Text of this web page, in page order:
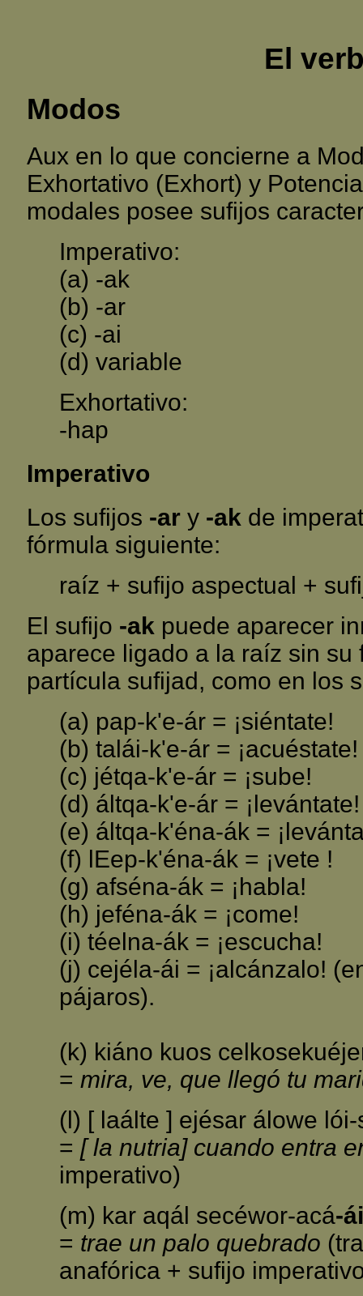
El
Modos
Aux en lo que concierne a
Exhortativo (Exhort) y
modales posee sufijos
Imperativo:
(a) -ak
(b) -ar
(c) -ai
(d) variable
Exhortativo:
-hap
Imperativo
Los sufijos -ar y -ak de
fórmula siguiente:
raíz + sufijo aspectual +
El sufijo -ak puede aparecer
aparece ligado a la raíz sin
partícula sufijad, como en los
(a) pap-k'e-ár = ¡siéntate!
(b) talái-k'e-ár = ¡acuéstate!
(c) jétqa-k'e-ár = ¡sube!
(d) áltqa-k'e-ár = ¡levántate!
(e) áltqa-k'éna-ák =
(f) lEep-k'éna-ák = ¡vete !
(g) afséna-ák = ¡habla!
(h) jeféna-ák = ¡come!
(i) téelna-ák = ¡escucha!
(j) cejéla-ái = ¡alcánzalo!
pájaros).
(k) kiáno kuos
= mira, ve, que llegó tu
(l) [ laálte ] ejésar álowe
= [ la nutria] cuando entra
imperativo)
(m) kar aqál secéwor-acá-ái
= trae un palo quebrado
anafórica + sufijo